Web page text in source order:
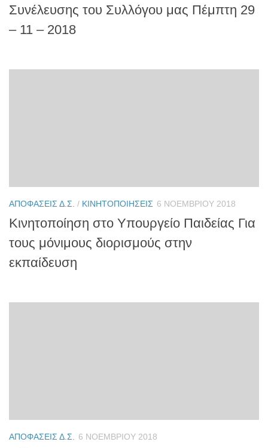
Συνέλευσης του Συλλόγου μας Πέμπτη 29
– 11 – 2018
ΑΠΟΦΆΣΕΙΣ Δ.Σ. / ΚΙΝΗΤΟΠΟΙΉΣΕΙΣ 6 ΝΟΕΜΒΡΊΟΥ 2018
Κινητοποίηση στο Υπουργείο Παιδείας Για
τους μόνιμους διορισμούς στην
εκπαίδευση
ΑΠΟΦΆΣΕΙΣ Δ.Σ. 6 ΝΟΕΜΒΡΊΟΥ 2018